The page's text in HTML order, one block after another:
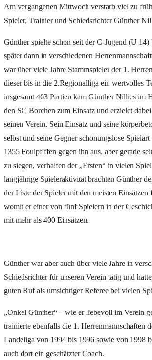
Am vergangenen Mittwoch verstarb viel zu
Spieler, Trainier und Schiedsrichter Günther
Günther spielte schon seit der C-Jugend (U
später dann in verschiedenen
war über viele Jahre Stammspieler der 1.
dieser bis in die 2.Regionalliga ein wertvolles
insgesamt 463 Partien kam Günther Nillies im
den SC Borchen zum Einsatz und erzielet
seinen Verein. Sein Einsatz und seine
selbst und seine Gegner schonungslose
1355 Foulpfiffen gegen ihn aus, aber gerade
zu siegen, verhalfen der „Ersten“ in vielen
langjährige Spieleraktivität brachten Günther
der Liste der Spieler mit den meisten Einsätzen
womit er einer von fünf Spielern in der
mit mehr als 400 Einsätzen.
Günther war aber auch über viele Jahre in
Schiedsrichter für unseren Verein tätig und
guten Ruf als umsichtiger Referee bei vielen
„Onkel Günther“ – wie er liebevoll im Verein
trainierte ebenfalls die 1. Herrenmannschaften
Landeliga von 1994 bis 1996 sowie von 1998
auch dort ein geschätzter Coach.